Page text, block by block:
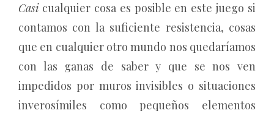
Casicualquier cosa es posible en este juego si
contamos con la suficiente resistencia, cosas
que en cualquier otro mundo nos quedaríamos
con las ganas de saber y que se nos ven
impedidos por muros invisibles o situaciones
inverosímiles como pequeños elementos